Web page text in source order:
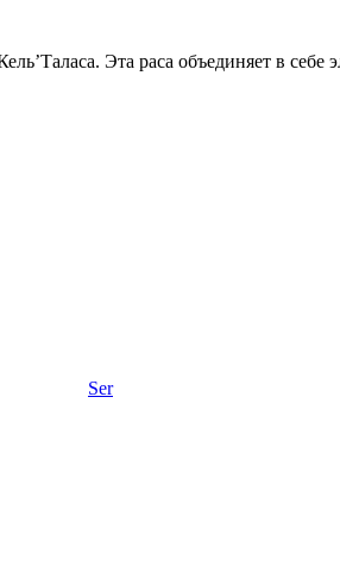
Эта раса объединяет в себе
Ser